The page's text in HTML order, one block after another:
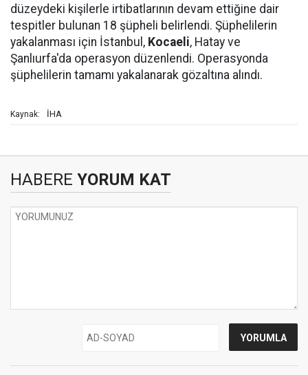
düzeydeki kişilerle irtibatlarının devam ettiğine dair
tespitler bulunan 18 şüpheli belirlendi. Şüphelilerin
yakalanması için İstanbul, Kocaeli, Hatay ve
Şanlıurfa'da operasyon düzenlendi. Operasyonda
şüphelilerin tamamı yakalanarak gözaltına alındı.
Kaynak: İHA
HABERE YORUM KAT